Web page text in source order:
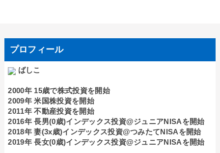
プロフィール
ばしこ
2000年 15歳で株式投資を開始
2009年 米国株投資を開始
2011年 不動産投資を開始
2016年 長男(0歳)インデックス投資@ジュニアNISAを開始
2018年 妻(3x歳)インデックス投資@つみたてNISAを開始
2019年 長女(0歳)インデックス投資@ジュニアNISAを開始